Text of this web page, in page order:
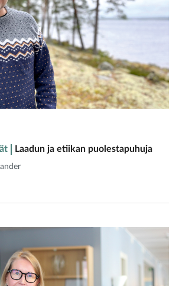
Laadun ja etiikan puolestapuhuja